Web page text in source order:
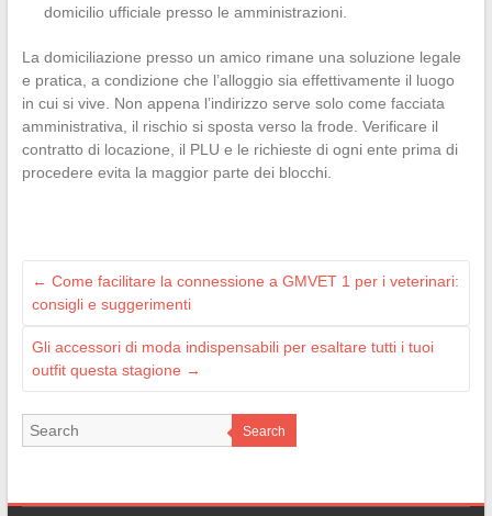
domicilio ufficiale presso le amministrazioni.
La domiciliazione presso un amico rimane una soluzione legale
e pratica, a condizione che l’alloggio sia effettivamente il luogo
in cui si vive. Non appena l’indirizzo serve solo come facciata
amministrativa, il rischio si sposta verso la frode. Verificare il
contratto di locazione, il PLU e le richieste di ogni ente prima di
procedere evita la maggior parte dei blocchi.
← Come facilitare la connessione a GMVET 1 per i veterinari:
consigli e suggerimenti
Gli accessori di moda indispensabili per esaltare tutti i tuoi
outfit questa stagione →
Search